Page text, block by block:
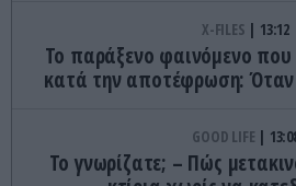
X-FILES 13:12
Το παράξενο φαινόμενο που
κατά την αποτέφρωση: Όταν
GOOD LIFE
Το γνωρίζατε; – Πώς